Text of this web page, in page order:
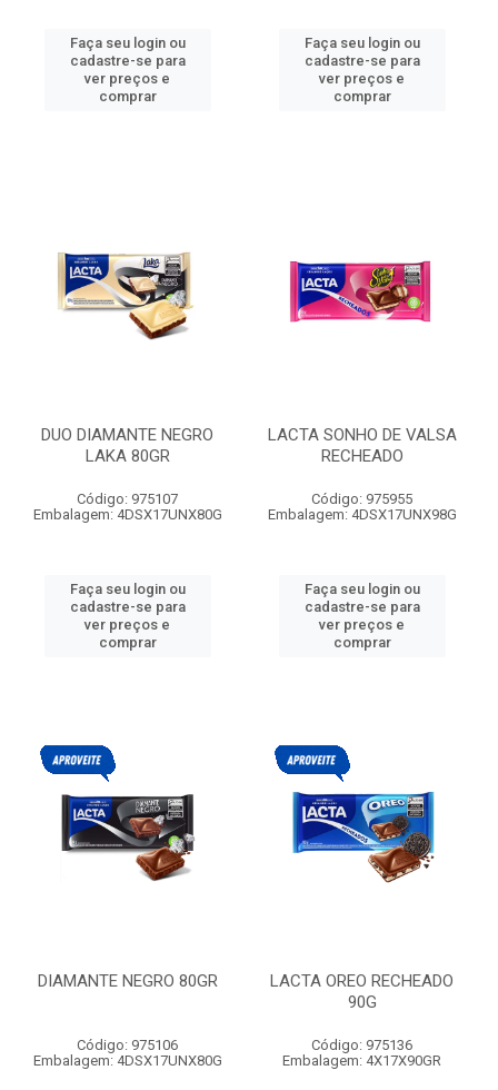
Faça seu login ou
cadastre-se para
ver preços e
comprar
Faça seu login ou
cadastre-se para
ver preços e
comprar
DUO DIAMANTE NEGRO
LAKA 80GR
Código: 975107
Embalagem: 4DSX17UNX80G
Faça seu login ou
cadastre-se para
ver preços e
comprar
LACTA SONHO DE VALSA
RECHEADO
Código: 975955
Embalagem: 4DSX17UNX98G
Faça seu login ou
cadastre-se para
ver preços e
comprar
DIAMANTE NEGRO 80GR
Código: 975106
Embalagem: 4DSX17UNX80G
LACTA OREO RECHEADO
90G
Código: 975136
Embalagem: 4X17X90GR